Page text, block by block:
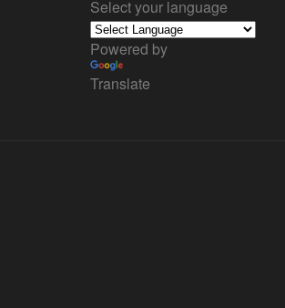
Select your language
Powered by
Translate